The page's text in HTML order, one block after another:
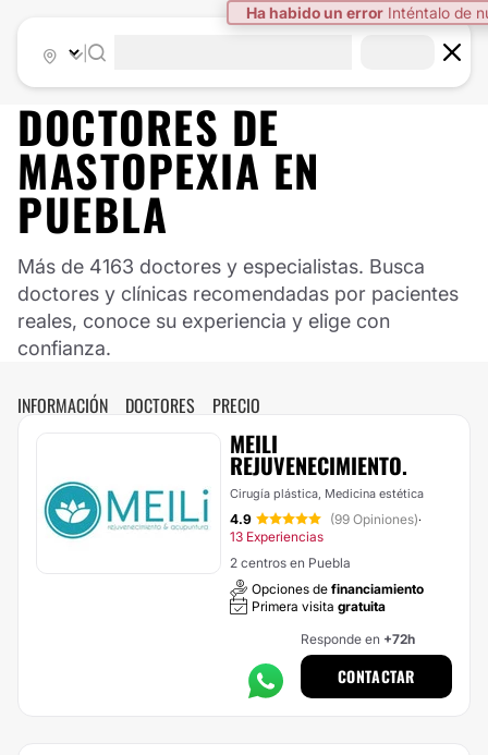
DOCTORES DE
MASTOPEXIA EN
PUEBLA
Más de 4163 doctores y especialistas. Busca
doctores y clínicas recomendadas por pacientes
reales, conoce su experiencia y elige con
confianza.
INFORMACIÓN DOCTORES PRECIO
MEILI
REJUVENECIMIENTO.
Cirugía plástica, Medicina estética
4.9 (99 Opiniones)·
13 Experiencias
2 centros en Puebla
Opciones de financiamiento
Primera visita gratuita
Responde en +72h
CONTACTAR